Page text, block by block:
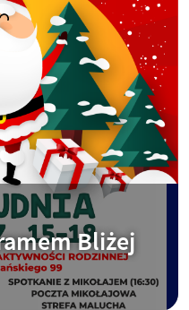
Bliżej